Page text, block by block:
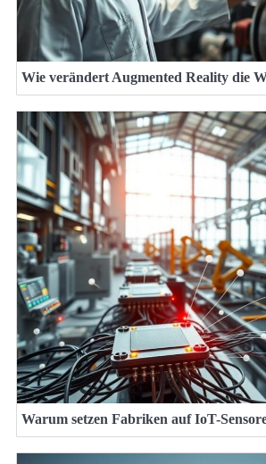
Wie verändert Augmented Reality die
Warum setzen Fabriken auf IoT-